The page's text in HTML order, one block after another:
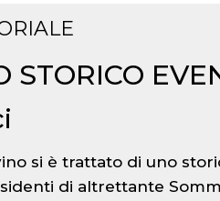
STORICO
si è trattato di uno
di altrettante